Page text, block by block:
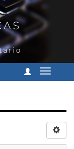
Cambiar